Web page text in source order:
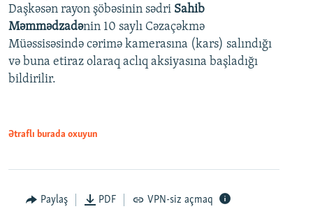
Auto 240p 360p
720p 1080p
720p
1080p
Daşkəsən rayon şöbəsinin sədri Sahib
Məmmədzadənin 10 saylı Cəzaçəkmə
Müəssisəsində cərimə kamerasına (kars) salındığı
və buna etiraz olaraq aclıq aksiyasına başladığı
bildirilir.
Ətraflı burada oxuyun
Paylaş PDF VPN-siz açmaq